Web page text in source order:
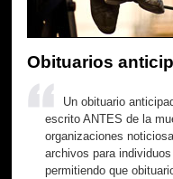
Obituarios
Un obituario
escrito ANTES de la
organizaciones
archivos para
permitiendo que